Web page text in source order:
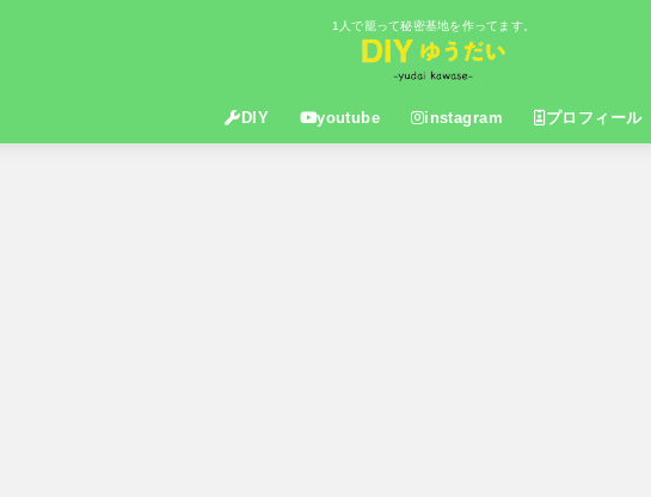
1人で籠って秘密基地を作ってます。
DIY youtube instagram プロフィール